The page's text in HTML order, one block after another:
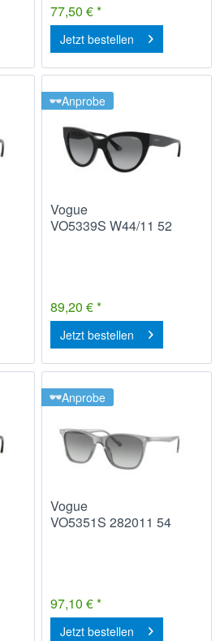
77,50 € *
Jetzt bestellen
Anprobe
Vogue
VO5339S W44/11 52
89,20 € *
Jetzt bestellen
Anprobe
Vogue
VO5351S 282011 54
97,10 € *
Jetzt bestellen